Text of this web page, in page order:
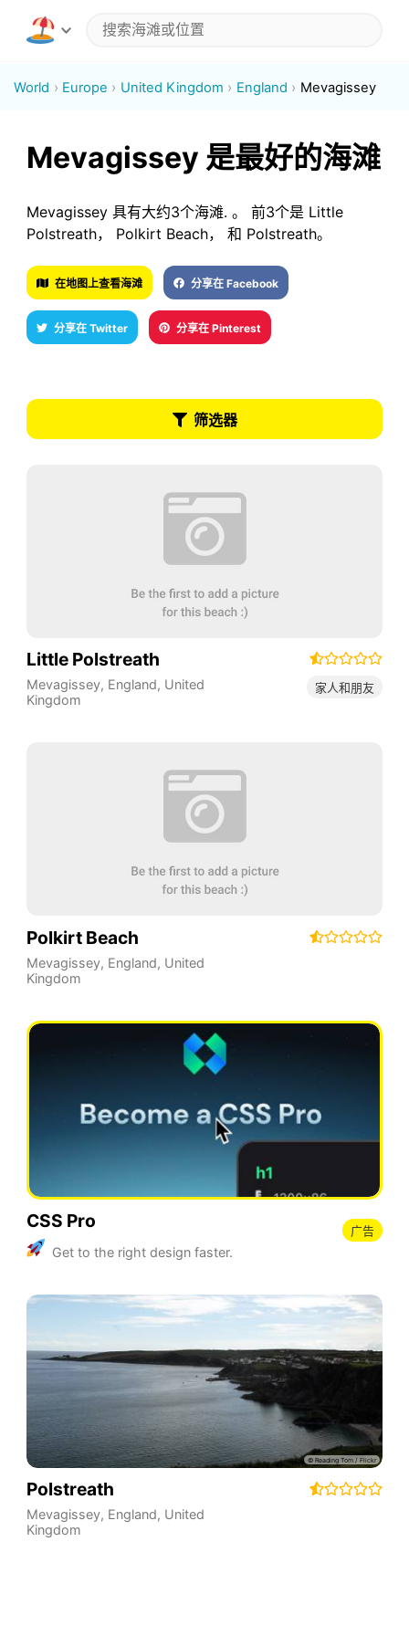
World Europe United Kingdom England Mevagissey
Mevagissey 是最好的海滩
Mevagissey 具有大约3个海滩. 。 前3个是 Little
Polstreath， Polkirt Beach， 和 Polstreath。
在地图上查看海滩 分享在 Facebook
分享在 Twitter 分享在 Pinterest
筛选器
Little Polstreath
Mevagissey, England, United
Kingdom
家人和朋友
Polkirt Beach
Mevagissey, England, United
Kingdom
CSS Pro
Get to the right design faster.
广告
Polstreath
Mevagissey, England, United
Kingdom